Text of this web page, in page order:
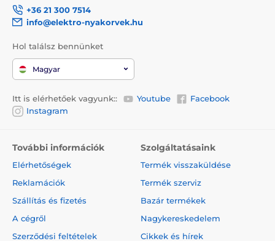
+36 21 300 7514
info@elektro-nyakorvek.hu
Hol találsz bennünket
Magyar
Itt is elérhetőek vagyunk:: Youtube
Facebook
Instagram
További információk
Elérhetőségek
Reklamációk
Szállítás és fizetés
A cégről
Szerződési feltételek
Szolgáltatásaink
Termék visszaküldése
Termék szerviz
Bazár termékek
Nagykereskedelem
Cikkek és hírek